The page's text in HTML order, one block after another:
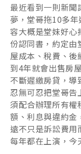
最近看到一則新
夢，堂哥拖10多
容大概是堂妹好心
份認同書，約定由
屋成本、稅費、後
到4年就會出售房
不斷遲繳房貸，
忍無可忍把堂哥告
須配合辦理所有權
額、利息與違約
遠不只是訴訟費
每年都在上演，今